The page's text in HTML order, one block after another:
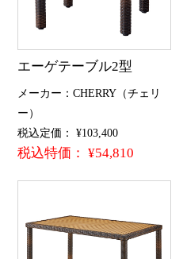
エーゲテーブル2型
メーカー：CHERRY（チェリ
ー）
税込定価： ¥103,400
税込特価： ¥54,810